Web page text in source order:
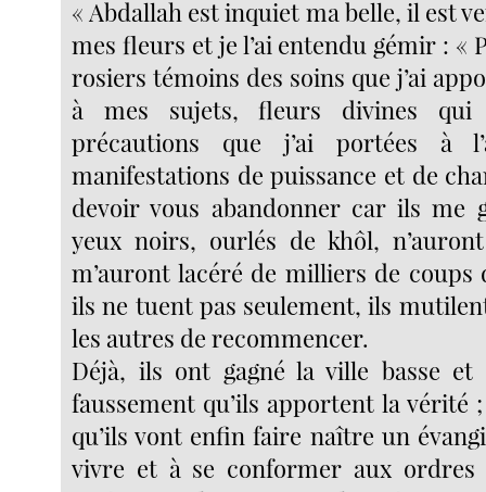
« Abdallah est inquiet ma belle, il est
mes fleurs et je l’ai entendu gémir : «
rosiers témoins des soins que j’ai
à mes sujets, fleurs divines qui
précautions que j’ai portées à
manifestations de puissance et de
devoir vous abandonner car ils me
yeux noirs, ourlés de khôl,
m’auront lacéré de milliers de coups
ils ne tuent pas seulement, ils
les autres de recommencer.
Déjà, ils ont gagné la ville basse
faussement qu’ils apportent la vérité
qu’ils vont enfin faire naître un
vivre et à se conformer aux ordres